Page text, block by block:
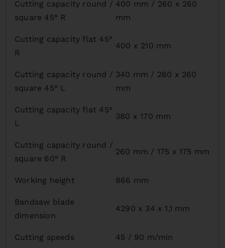
Cutting capacity round /
square 45° R
400 mm / 260 x 260
mm
Cutting capacity flat 45°
R
400 x 210 mm
Cutting capacity round /
square 45° L
340 mm / 260 x 260
mm
Cutting capacity flat 45°
L
380 x 170 mm
Cutting capacity round /
square 60° R
260 mm / 175 x 175 mm
Working height 866 mm
Bandsaw blade
dimension
4290 x 34 x 1,1 mm
Cutting speeds 45 / 90 m/min